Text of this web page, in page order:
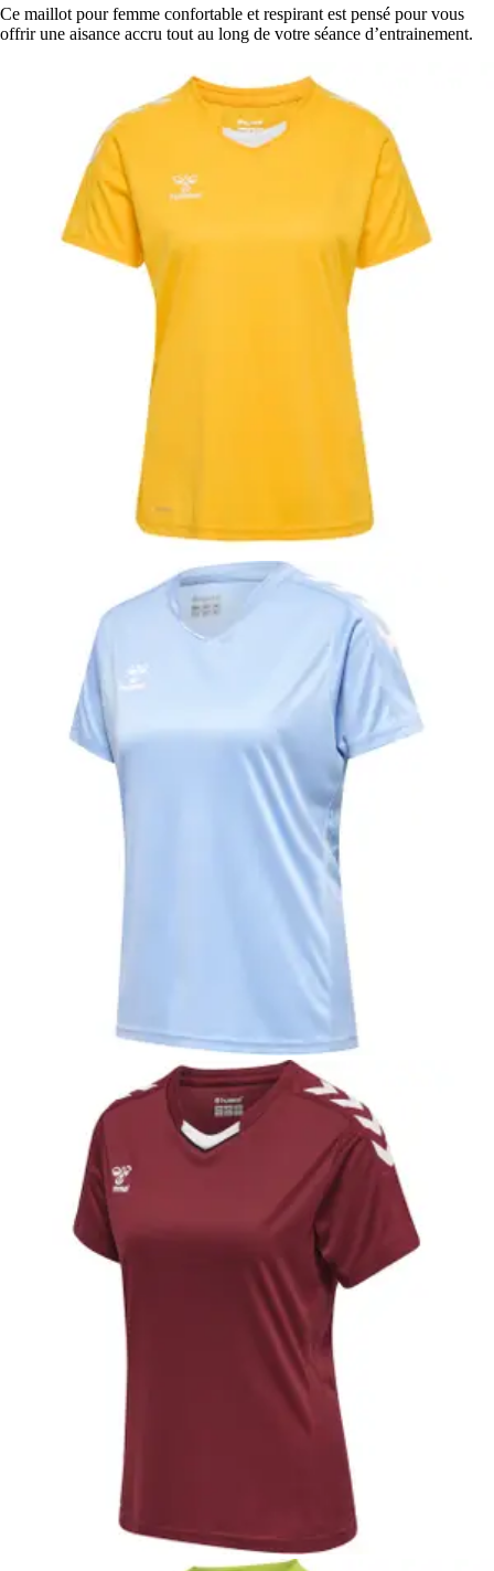
Ce maillot pour femme confortable et respirant est pensé pour vous
offrir une aisance accru tout au long de votre séance d’entrainement.